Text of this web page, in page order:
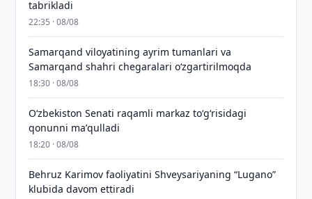
tabrikladi
22:35 · 08/08
Samarqand viloyatining ayrim tumanlari va
Samarqand shahri chegaralari oʻzgartirilmoqda
18:30 · 08/08
Oʻzbekiston Senati raqamli markaz toʻgʻrisidagi
qonunni maʼqulladi
18:20 · 08/08
Behruz Karimov faoliyatini Shveysariyaning “Lugano”
klubida davom ettiradi